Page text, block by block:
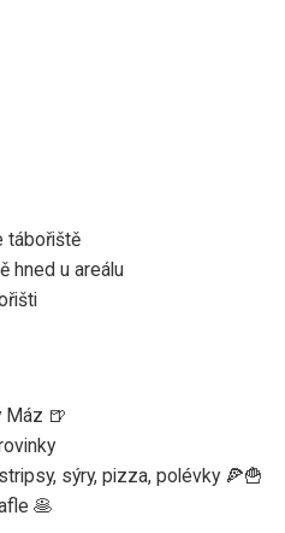
tábořiště
hned u areálu
Máz 🍺
sýry, pizza, polévky 🍕🍟
🥞